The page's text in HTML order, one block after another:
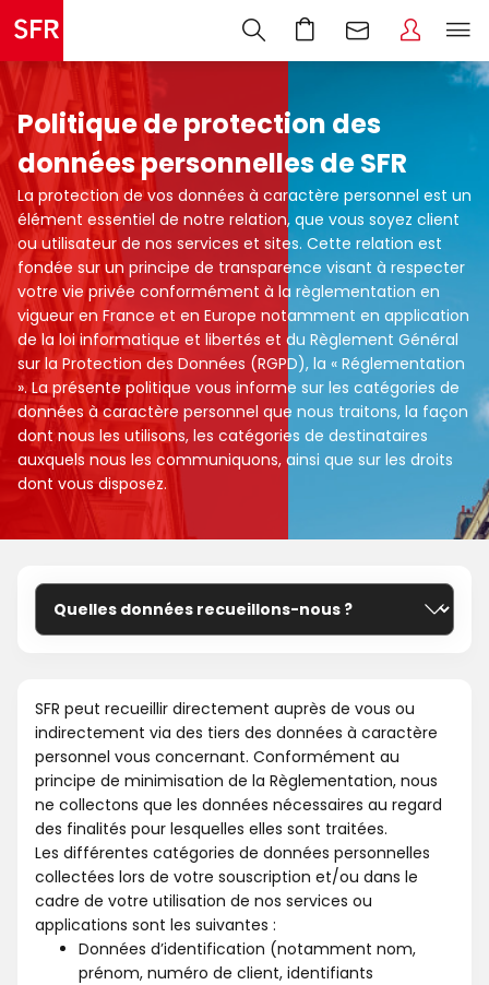
Politique de protection des
données personnelles de SFR
La protection de vos données à caractère personnel est un
élément essentiel de notre relation, que vous soyez client
ou utilisateur de nos services et sites. Cette relation est
fondée sur un principe de transparence visant à respecter
votre vie privée conformément à la règlementation en
vigueur en France et en Europe notamment en application
de la loi informatique et libertés et du Règlement Général
sur la Protection des Données (RGPD), la « Réglementation
». La présente politique vous informe sur les catégories de
données à caractère personnel que nous traitons, la façon
dont nous les utilisons, les catégories de destinataires
auxquels nous les communiquons, ainsi que sur les droits
dont vous disposez.
SFR peut recueillir directement auprès de vous ou
indirectement via des tiers des données à caractère
personnel vous concernant. Conformément au
principe de minimisation de la Règlementation, nous
ne collectons que les données nécessaires au regard
des finalités pour lesquelles elles sont traitées.
Les différentes catégories de données personnelles
collectées lors de votre souscription et/ou dans le
cadre de votre utilisation de nos services ou
applications sont les suivantes :
Données d’identification (notamment nom,
prénom, numéro de client, identifiants